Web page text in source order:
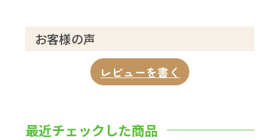
お客様の声
レビューを書く
最近チェックした商品